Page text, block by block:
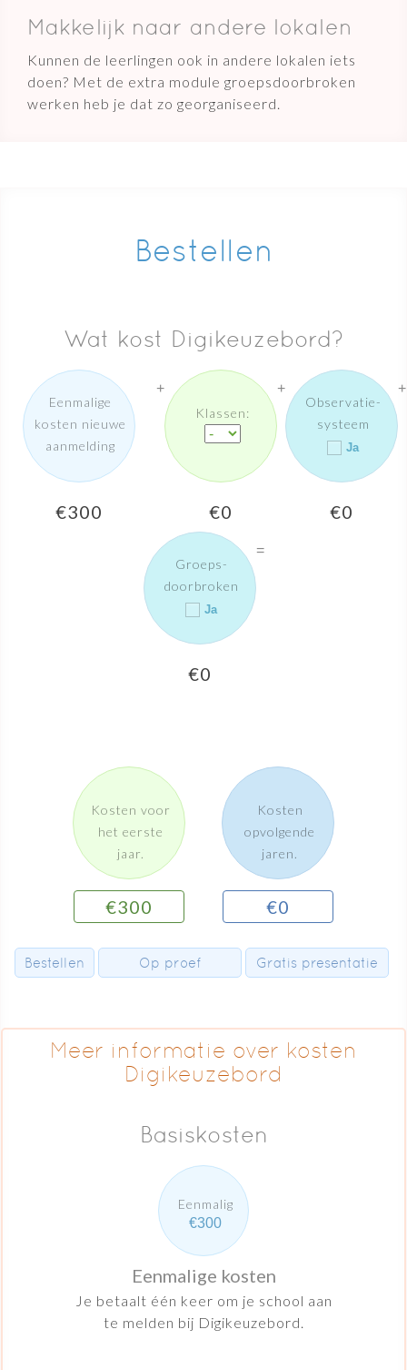
Makkelijk naar andere lokalen
Kunnen de leerlingen ook in andere lokalen iets
doen? Met de extra module groepsdoorbroken
werken heb je dat zo georganiseerd.
Bestellen
Wat kost Digikeuzebord?
Eenmalige
kosten nieuwe
aanmelding
€300
+
Klassen:
€0
+
Observatie-
systeem
Ja
€0
+
Groeps-
doorbroken
Ja
€0
=
Kosten voor
het eerste
jaar.
€300
Kosten
opvolgende
jaren.
€0
Bestellen Op proef Gratis presentatie
Meer informatie over kosten
Digikeuzebord
Basiskosten
Eenmalig
€300
Eenmalige kosten
Je betaalt één keer om je school aan
te melden bij Digikeuzebord.